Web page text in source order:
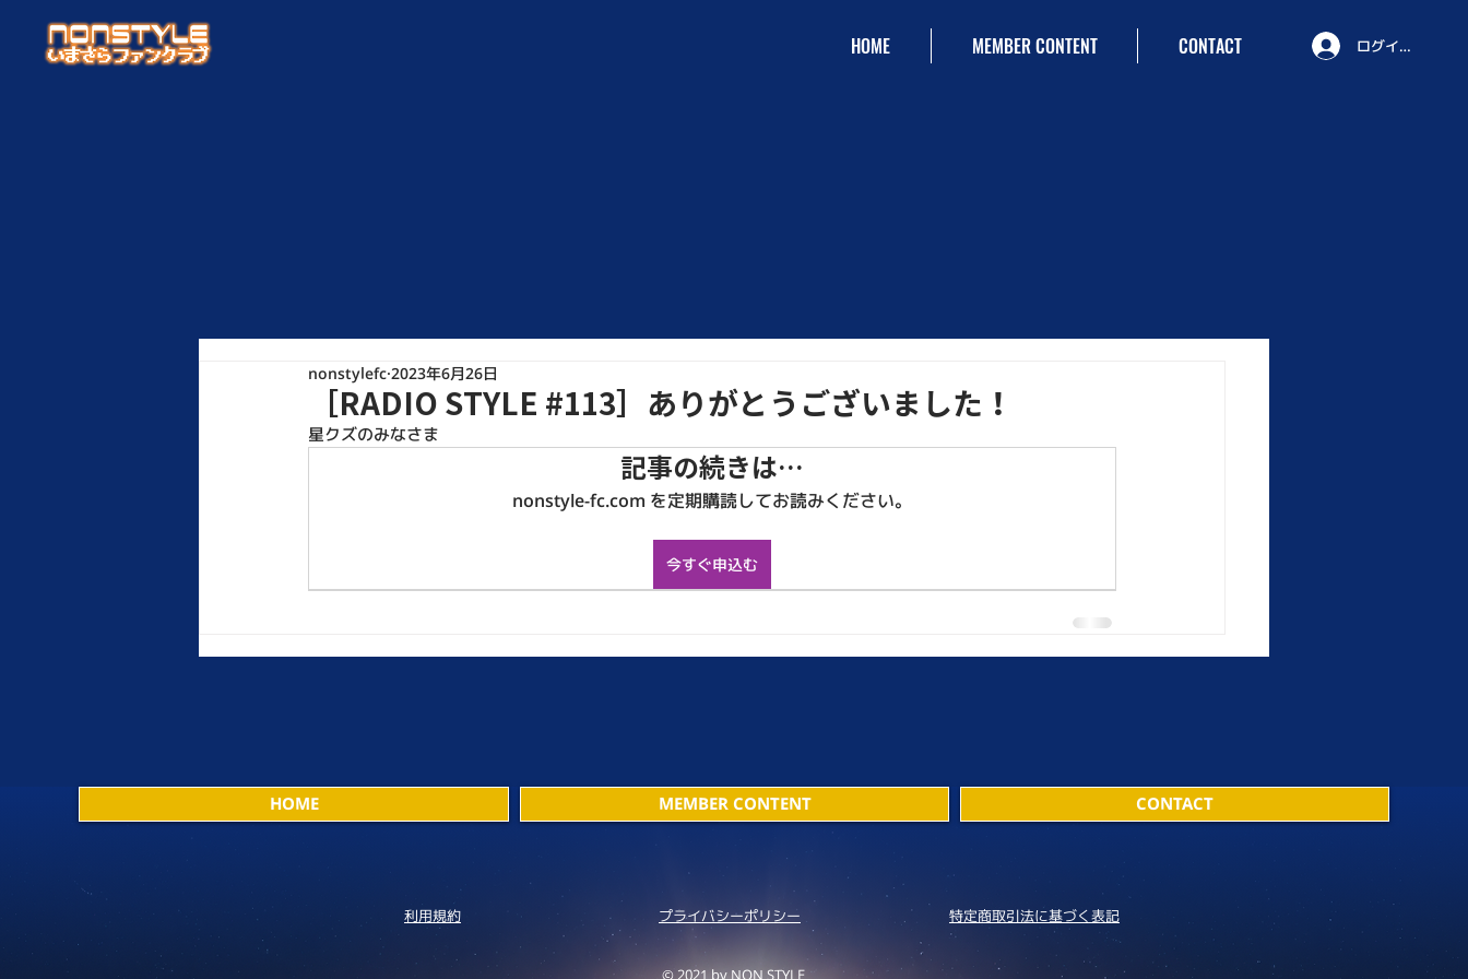
HOME MEMBER CONTENT CONTACT ログイン
［RADIO STYLE #113］ありがとうございました！
nonstylefc 2023年6月26日
星クズのみなさま
記事の続きは…
nonstyle-fc.com を定期購読してお読みください。
今すぐ申込む
HOME MEMBER CONTENT CONTACT
利用規約 プライバシーポリシー 特定商取引法に基づく表記
© 2021 by NON STYLE